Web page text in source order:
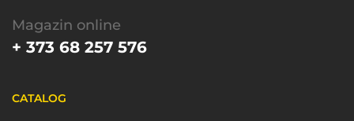
Magazin online
+ 373 68 257 576
CATALOG